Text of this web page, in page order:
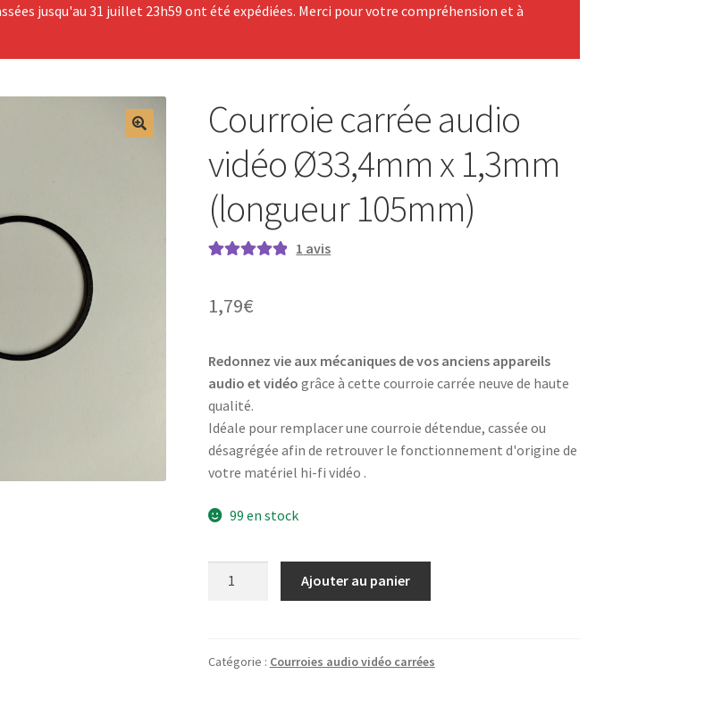
jusqu'au 31 juillet 23h59 ont été expédiées. Merci pour votre compréhension et à
Courroie carrée audio
vidéo Ø33,4mm x 1,3mm
(longueur 105mm)
notation
1 avis
1,79€
Redonnez vie aux mécaniques de vos anciens appareils
audio et vidéo grâce à cette courroie carrée neuve de haute
qualité.
Idéale pour remplacer une courroie détendue, cassée ou
désagrégée afin de retrouver le fonctionnement d'origine de
votre matériel hi-fi vidéo .
99 en stock
audio
Ajouter au panier
Catégorie : Courroies audio vidéo carrées